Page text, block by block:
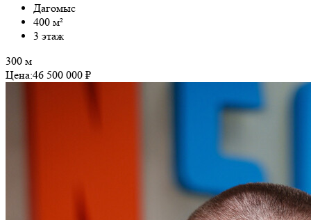
Дагомыс
400 м²
3 этаж
300 м
Цена:46 500 000 ₽